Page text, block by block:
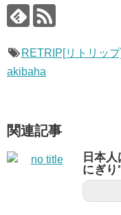
RETRIP[リトリッ
akibaha
関連記事
日本
にぎり